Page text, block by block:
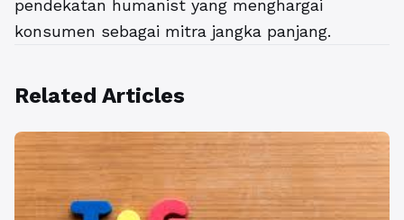
pendekatan humanist yang menghargai
konsumen sebagai mitra jangka panjang.
Related Articles